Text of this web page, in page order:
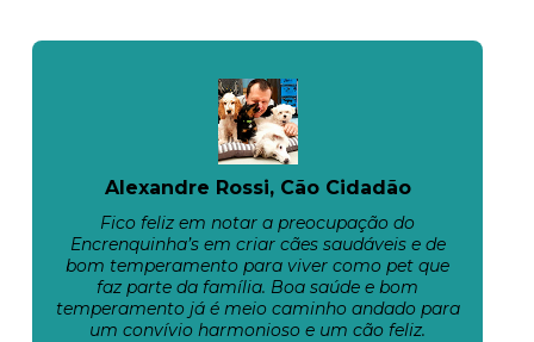
Alexandre Rossi, Cão Cidadão
Fico feliz em notar a preocupação do
Encrenquinha’s em criar cães saudáveis e de
bom temperamento para viver como pet que
faz parte da família. Boa saúde e bom
temperamento já é meio caminho andado para
um convívio harmonioso e um cão feliz.